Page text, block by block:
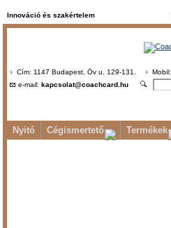
Innováció és szakértelem
Cím: 1147 Budapest, Öv u. 129-131. Mobil:
e-mail: kapcsolat@coachcard.hu
Nyitó Cégismertető Termékek